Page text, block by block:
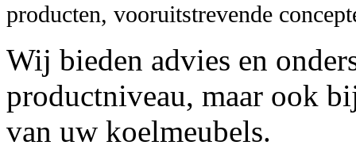
producten, vooruitstrevende
Wij bieden advies en
productniveau, maar ook
van uw koelmeubels.